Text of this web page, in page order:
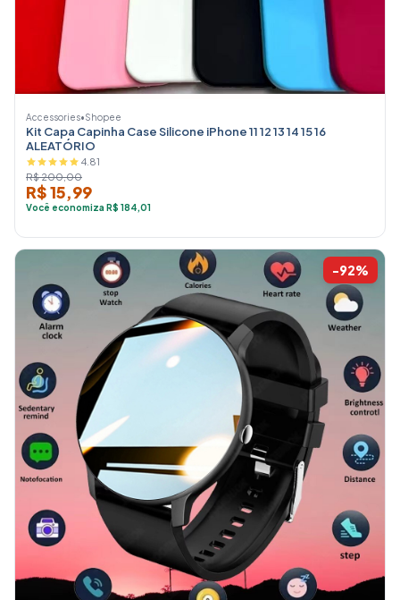
Accessories•Shopee
Kit Capa Capinha Case Silicone iPhone 11 12 13 14 15 16
ALEATÓRIO
4.81
R$ 200,00
R$ 15,99
Você economiza R$ 184,01
-92%